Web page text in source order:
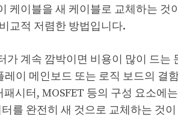
케이블을 새 케이블로 교체하는 것
교적 저렴한 방법입니다.
계속 깜박이면 비용이 많이 드는
이 메인보드 또는 로직 보드의 결
시터, MOSFET 등의 구성 요소에
를 완전히 새 것으로 교체하는 것